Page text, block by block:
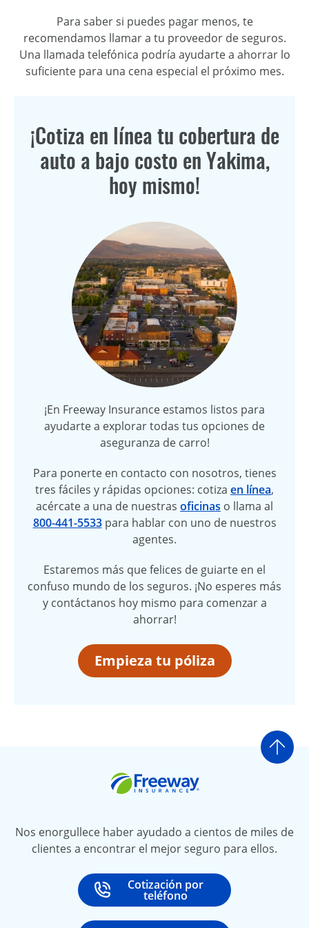
Para saber si puedes pagar menos, te
recomendamos llamar a tu proveedor de seguros.
Una llamada telefónica podría ayudarte a ahorrar lo
suficiente para una cena especial el próximo mes.
¡Cotiza en línea tu cobertura de
auto a bajo costo en Yakima,
hoy mismo!
¡En Freeway Insurance estamos listos para
ayudarte a explorar todas tus opciones de
aseguranza de carro!
Para ponerte en contacto con nosotros, tienes
tres fáciles y rápidas opciones: cotiza en línea,
acércate a una de nuestras oficinas o llama al
800-441-5533para hablar con uno de nuestros
agentes.
Estaremos más que felices de guiarte en el
confuso mundo de los seguros. ¡No esperes más
y contáctanos hoy mismo para comenzar a
ahorrar!
Empieza tu póliza
Ir
Nos enorgullece haber ayudado a cientos de miles de
clientes a encontrar el mejor seguro para ellos.
Call
Cotización por
teléfono
at